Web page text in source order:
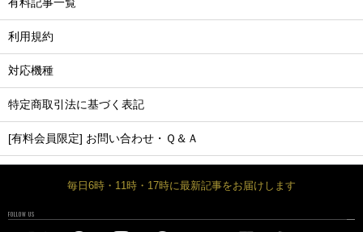
有料記事一覧
利用規約
対応機種
特定商取引法に基づく表記
[有料会員限定] お問い合わせ・Ｑ＆Ａ
毎日6時・11時・17時に最新記事をお届けします
FOLLOW US